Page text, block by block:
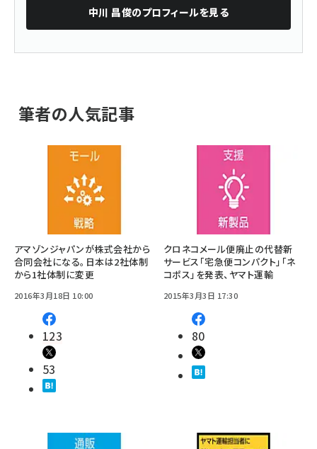
中川 昌俊のプロフィールを見る
筆者の人気記事
アマゾンジャパンが株式会社から
合同会社になる。日本は2社体制
から1社体制に変更
2016年3月18日 10:00
123
53
クロネコメール便廃止の代替新
サービス「宅急便コンパクト」「ネ
コポス」を発表、ヤマト運輸
2015年3月3日 17:30
80